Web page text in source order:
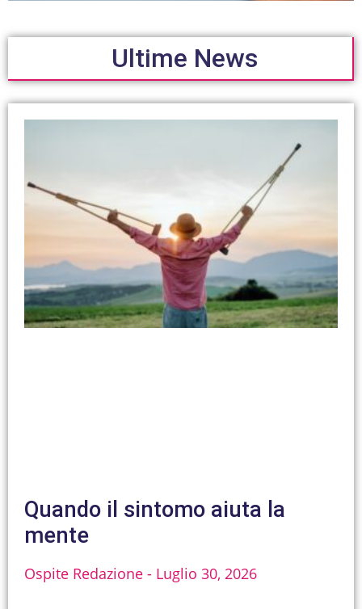
Ultime News
Quando il sintomo aiuta la
mente
Ospite Redazione Luglio 30, 2026